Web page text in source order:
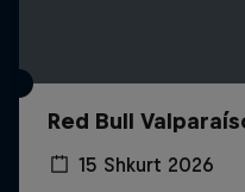
Red Bull
15 Shkurt 2026